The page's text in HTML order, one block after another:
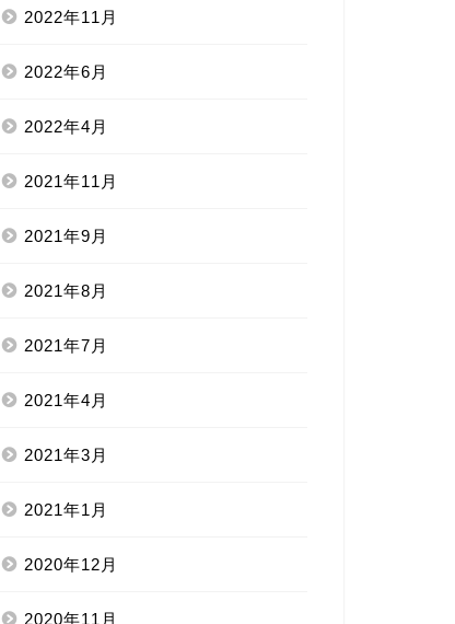
2022年11月
2022年6月
2022年4月
2021年11月
2021年9月
2021年8月
2021年7月
2021年4月
2021年3月
2021年1月
2020年12月
2020年11月